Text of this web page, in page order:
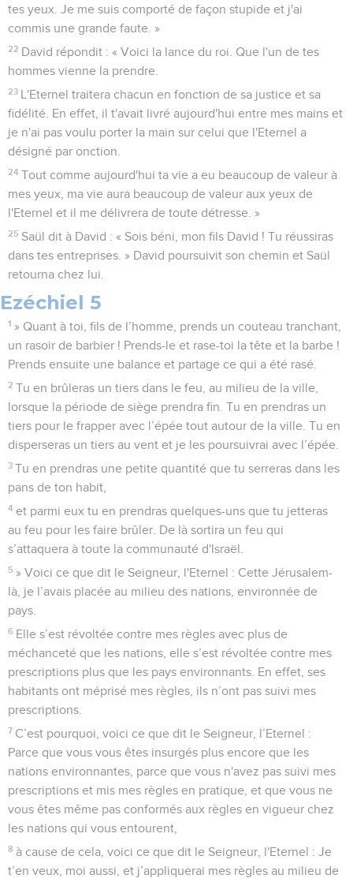
tes yeux. Je me suis comporté de façon stupide et j'ai
commis une grande faute. »
22 David répondit : « Voici la lance du roi. Que l'un de tes
hommes vienne la prendre.
23 L'Eternel traitera chacun en fonction de sa justice et sa
fidélité. En effet, il t'avait livré aujourd'hui entre mes mains et
je n'ai pas voulu porter la main sur celui que l'Eternel a
désigné par onction.
24 Tout comme aujourd'hui ta vie a eu beaucoup de valeur à
mes yeux, ma vie aura beaucoup de valeur aux yeux de
l'Eternel et il me délivrera de toute détresse. »
25 Saül dit à David : « Sois béni, mon fils David ! Tu réussiras
dans tes entreprises. » David poursuivit son chemin et Saül
retourna chez lui.
Ezéchiel 5
1 » Quant à toi, fils de l’homme, prends un couteau tranchant,
un rasoir de barbier ! Prends-le et rase-toi la tête et la barbe !
Prends ensuite une balance et partage ce qui a été rasé.
2 Tu en brûleras un tiers dans le feu, au milieu de la ville,
lorsque la période de siège prendra fin. Tu en prendras un
tiers pour le frapper avec l’épée tout autour de la ville. Tu en
disperseras un tiers au vent et je les poursuivrai avec l’épée.
3 Tu en prendras une petite quantité que tu serreras dans les
pans de ton habit,
4 et parmi eux tu en prendras quelques-uns que tu jetteras
au feu pour les faire brûler. De là sortira un feu qui
s’attaquera à toute la communauté d'Israël.
5 » Voici ce que dit le Seigneur, l'Eternel : Cette Jérusalem-
là, je l’avais placée au milieu des nations, environnée de
pays.
6 Elle s’est révoltée contre mes règles avec plus de
méchanceté que les nations, elle s’est révoltée contre mes
prescriptions plus que les pays environnants. En effet, ses
habitants ont méprisé mes règles, ils n’ont pas suivi mes
prescriptions.
7 C’est pourquoi, voici ce que dit le Seigneur, l’Eternel :
Parce que vous vous êtes insurgés plus encore que les
nations environnantes, parce que vous n'avez pas suivi mes
prescriptions et mis mes règles en pratique, et que vous ne
vous êtes même pas conformés aux règles en vigueur chez
les nations qui vous entourent,
8 à cause de cela, voici ce que dit le Seigneur, l'Eternel : Je
t’en veux, moi aussi, et j’appliquerai mes règles au milieu de